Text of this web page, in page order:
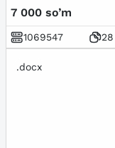
maʼnaviy
7 000 so’m
1069547 28
.docx